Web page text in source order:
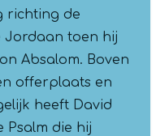
richting de
Jordaan toen hij
Absalom. Boven
offerplaats en
heeft David
Psalm die hij